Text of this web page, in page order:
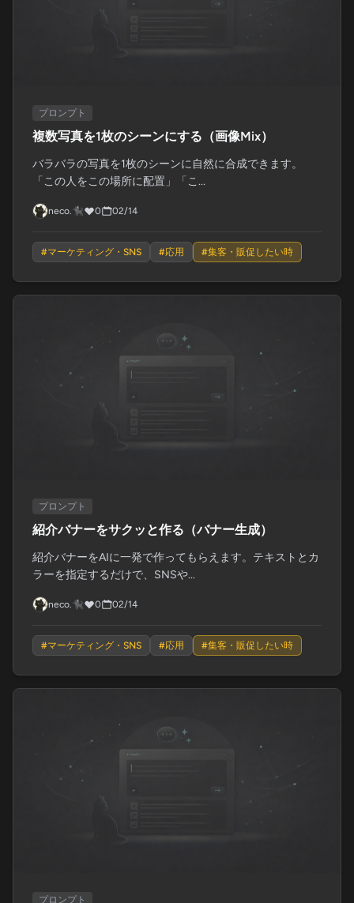
プロンプト
複数写真を1枚のシーンにする（画像Mix）
バラバラの写真を1枚のシーンに自然に合成できます。
「この人をこの場所に配置」「こ...
neco.🐈‍⬛ 0 02/14
#マーケティング・SNS #応用 #集客・販促したい時
プロンプト
紹介バナーをサクッと作る（バナー生成）
紹介バナーをAIに一発で作ってもらえます。テキストとカ
ラーを指定するだけで、SNSや...
neco.🐈‍⬛ 0 02/14
#マーケティング・SNS #応用 #集客・販促したい時
プロンプト